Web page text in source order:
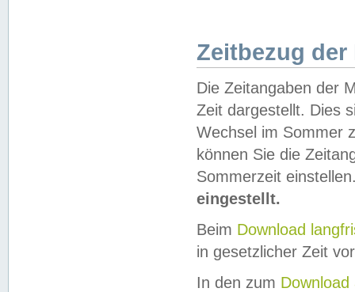
Zeitbezug der
Die Zeitangaben der
Zeit dargestellt. Dies
Wechsel im Sommer
können Sie die
Sommerzeit
eingestellt.
Beim Download
in gesetzlicher Zeit
In den zum Download